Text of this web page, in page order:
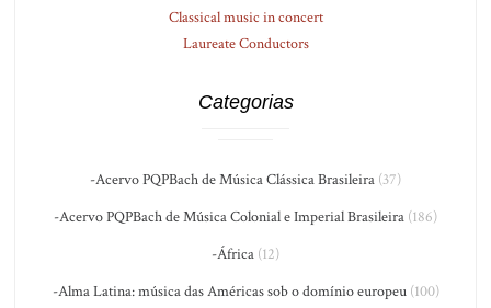
Classical music in concert
Laureate Conductors
Categorias
-Acervo PQPBach de Música Clássica Brasileira (37)
-Acervo PQPBach de Música Colonial e Imperial Brasileira (186)
-África (12)
-Alma Latina: música das Américas sob o domínio europeu(100)